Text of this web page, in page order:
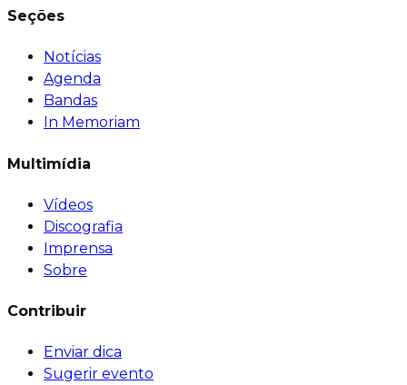
Seções
Notícias
Agenda
Bandas
In Memoriam
Multimídia
Vídeos
Discografia
Imprensa
Sobre
Contribuir
Enviar dica
Sugerir evento